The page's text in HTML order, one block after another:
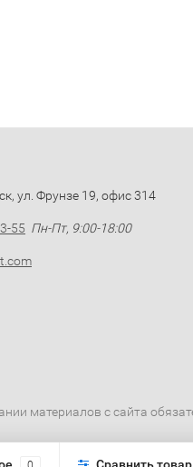
ул. Фрунзе 19, офис 314
55 Пн-Пт, 9:00-18:00
материалов с сайта